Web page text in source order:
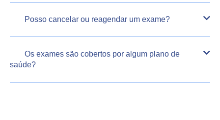
Posso cancelar ou reagendar um exame?
Os exames são cobertos por algum plano de
saúde?